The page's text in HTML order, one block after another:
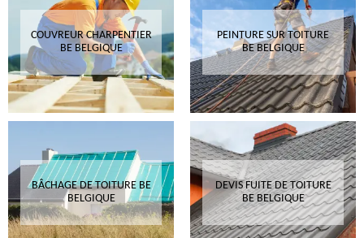
COUVREUR CHARPENTIER
BE BELGIQUE
PEINTURE SUR TOITURE
BE BELGIQUE
BÂCHAGE DE TOITURE BE
BELGIQUE
DEVIS FUITE DE TOITURE
BE BELGIQUE